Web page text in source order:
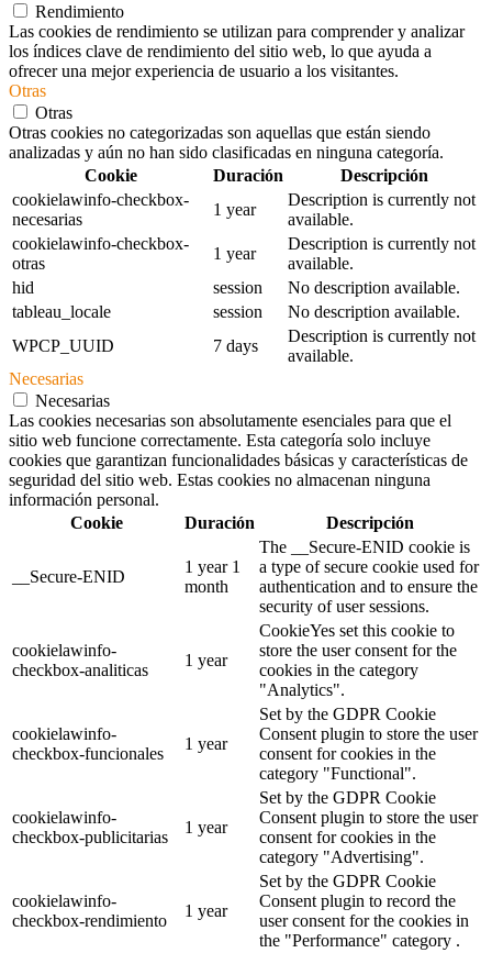
Rendimiento
Las cookies de rendimiento se utilizan para comprender y analizar
los índices clave de rendimiento del sitio web, lo que ayuda a
ofrecer una mejor experiencia de usuario a los visitantes.
Otras
Otras
Otras cookies no categorizadas son aquellas que están siendo
analizadas y aún no han sido clasificadas en ninguna categoría.
Cookie
Duración
Descripción
cookielawinfo-checkbox-
necesarias
1 year
Description is currently not
available.
cookielawinfo-checkbox-
otras
1 year
Description is currently not
available.
hid
session
No description available.
tableau_locale
session
No description available.
WPCP_UUID
7 days
Description is currently not
available.
Necesarias
Necesarias
Las cookies necesarias son absolutamente esenciales para que el
sitio web funcione correctamente. Esta categoría solo incluye
cookies que garantizan funcionalidades básicas y características de
seguridad del sitio web. Estas cookies no almacenan ninguna
información personal.
Cookie
Duración Descripción
__Secure-ENID
1 year 1
month
The __Secure-ENID cookie is
a type of secure cookie used for
authentication and to ensure the
security of user sessions.
cookielawinfo-
checkbox-analiticas
1 year
CookieYes set this cookie to
store the user consent for the
cookies in the category
"Analytics".
cookielawinfo-
checkbox-funcionales
1 year
Set by the GDPR Cookie
Consent plugin to store the user
consent for cookies in the
category "Functional".
cookielawinfo-
checkbox-publicitarias
1 year
Set by the GDPR Cookie
Consent plugin to store the user
consent for cookies in the
category "Advertising".
cookielawinfo-
checkbox-rendimiento
1 year
Set by the GDPR Cookie
Consent plugin to record the
user consent for the cookies in
the "Performance" category .